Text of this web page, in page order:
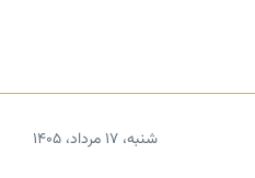
شنبه، ۱۷ مرداد، ۱۴۰۵